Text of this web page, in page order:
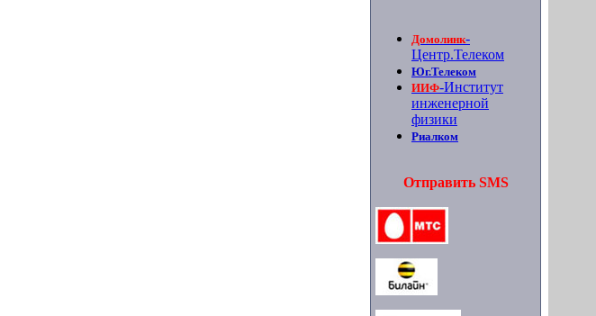
Домолинк-
Центр.Телеком
Юг.Телеком
ИИФ-Институт
инженерной
физики
Риалком
Отправить SMS